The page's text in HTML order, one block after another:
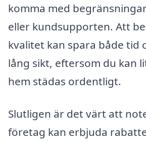
komma med
eller kundsupporten. Att
kvalitet kan spara både tid
lång sikt, eftersom du kan
hem städas ordentligt.
Slutligen är det värt att
företag kan erbjuda